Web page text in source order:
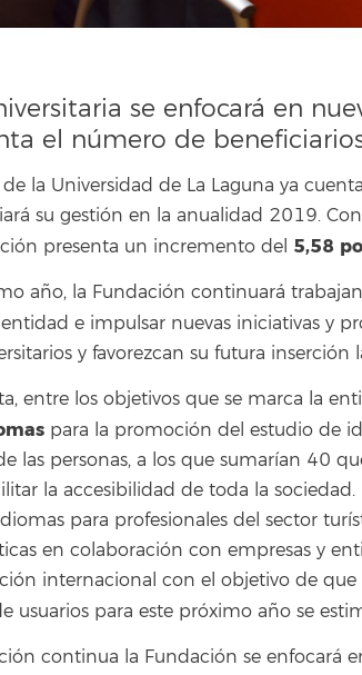
se enfocará en
el número de
la Universidad de La Laguna ya
su gestión en la anualidad 2019.
presenta un incremento del 5,58
año, la Fundación continuará
e impulsar nuevas iniciativas y
y favorezcan su futura inserción
entre los objetivos que se marca la
para la promoción del estudio de
las personas, a los que sumarían 40
la accesibilidad de toda la
para profesionales del sector
en colaboración con empresas y
internacional con el objetivo de
usuarios para este próximo año se
continua la Fundación se enfocará